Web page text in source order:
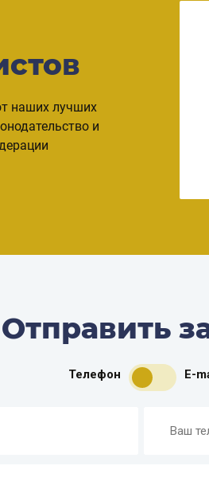
наших лучших
и
ИПОТЕЧНУЮ
№29 и №33 ФЗ, собственник
недвижимости приходят к
случае развода,
выплачивать взносы
Отправить
Телефон E-